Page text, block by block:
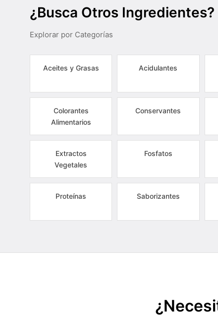
¿Busca Otros Ingredientes?
Explorar por Categorías
Aceites y Grasas Acidulantes
Colorantes
Alimentarios
Conservantes
Extractos
Vegetales
Fosfatos
Proteínas Saborizantes